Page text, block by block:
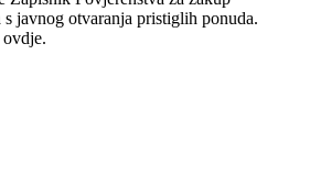
javnog otvaranja pristiglih ponuda.